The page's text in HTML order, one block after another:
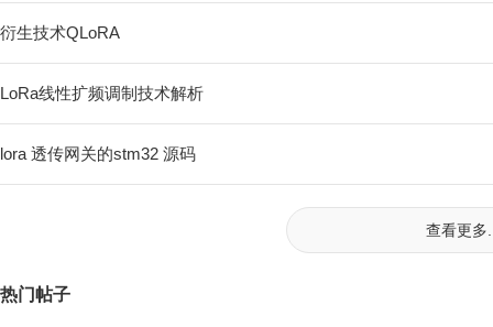
衍生技术QLoRA
LoRa线性扩频调制技术解析
lora 透传网关的stm32 源码
查看更多
热门帖子